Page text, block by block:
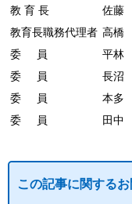
教 育 長 佐藤
教育長職務代理者 高橋
委 員
平林
委 員
長
委 員
本多
委 員
田
この記事に関する